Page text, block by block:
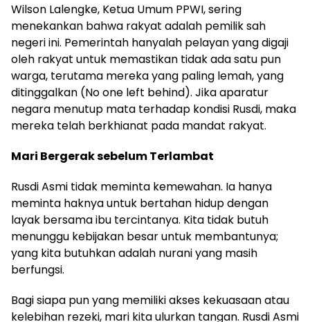
Wilson Lalengke, Ketua Umum PPWI, sering
menekankan bahwa rakyat adalah pemilik sah
negeri ini. Pemerintah hanyalah pelayan yang digaji
oleh rakyat untuk memastikan tidak ada satu pun
warga, terutama mereka yang paling lemah, yang
ditinggalkan (No one left behind). Jika aparatur
negara menutup mata terhadap kondisi Rusdi, maka
mereka telah berkhianat pada mandat rakyat.
Mari Bergerak sebelum Terlambat
Rusdi Asmi tidak meminta kemewahan. Ia hanya
meminta haknya untuk bertahan hidup dengan
layak bersama ibu tercintanya. Kita tidak butuh
menunggu kebijakan besar untuk membantunya;
yang kita butuhkan adalah nurani yang masih
berfungsi.
Bagi siapa pun yang memiliki akses kekuasaan atau
kelebihan rezeki, mari kita ulurkan tangan. Rusdi Asmi